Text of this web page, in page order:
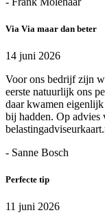
Via Via maar dan beter
14 juni 2026
Voor ons bedrijf zijn
eerste natuurlijk ons
daar kwamen
bij hadden. Op advies
- Sanne Bosch
Perfecte tip
11 juni 2026